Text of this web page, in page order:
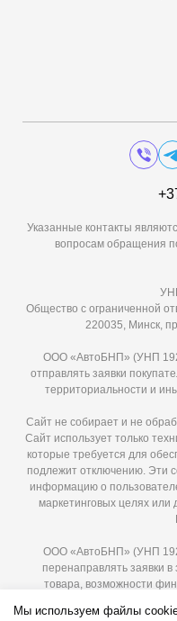
Указанные контакты
вопросам обращения
Общество с ограниченной
220035, Минск,
ООО «АвтоБНП» (УНП
отправлять заявки
территориальности и
Сайт не собирает и не
Сайт использует только
которые требуется для
подлежит отключению. Эти
информацию о
маркетинговых целях или
ООО «АвтоБНП» (УНП
перенаправлять заявки в
товара, возможности
персональных данных и
Мы используем файлы